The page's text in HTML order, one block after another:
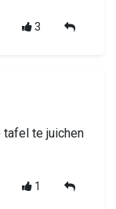
3
tafel te juichen
1